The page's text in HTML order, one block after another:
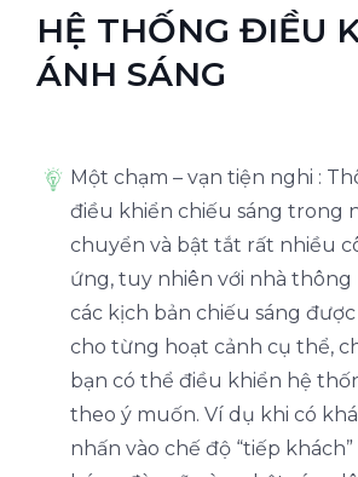
HỆ THỐNG ĐIỀU
ÁNH SÁNG
Một chạm – vạn tiện nghi :
điều khiển chiếu sáng trong
chuyển và bật tắt rất nhiều
ứng, tuy nhiên với nhà thông
các kịch bản chiếu sáng
cho từng hoạt cảnh cụ thể,
bạn có thể điều khiển hệ
theo ý muốn. Ví dụ khi có
nhấn vào chế độ “tiếp